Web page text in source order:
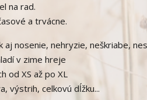
na rad.
a trvácne.
nosenie, nehryzie, neškriabe,
v zime hreje
od XS až po XL
výstrih, celkovú dĺžku...